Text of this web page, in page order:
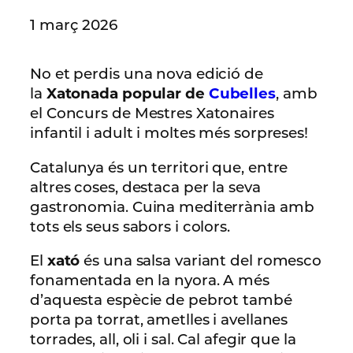
1 març 2026
No et perdis una nova edició de
la Xatonada popular de Cubelles, amb
el Concurs de Mestres Xatonaires
infantil i adult i moltes més sorpreses!
Catalunya és un territori que, entre
altres coses, destaca per la seva
gastronomia. Cuina mediterrània amb
tots els seus sabors i colors.
El xató és una salsa variant del romesco
fonamentada en la nyora. A més
d’aquesta espècie de pebrot també
porta pa torrat, ametlles i avellanes
torrades, all, oli i sal. Cal afegir que la